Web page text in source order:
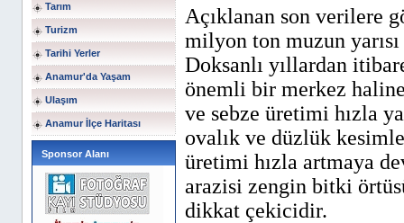
Tarım
Turizm
Tarihi Yerler
Anamur'da Yaşam
Ulaşım
Anamur İlçe Haritası
Sponsor Alanı
Açıklanan son verilere
milyon ton muzun
Doksanlı yıllardan
önemli bir merkez
ve sebze üretimi hızla
ovalık ve düzlük
üretimi hızla artmaya
arazisi zengin bitki
dikkat çekicidir.